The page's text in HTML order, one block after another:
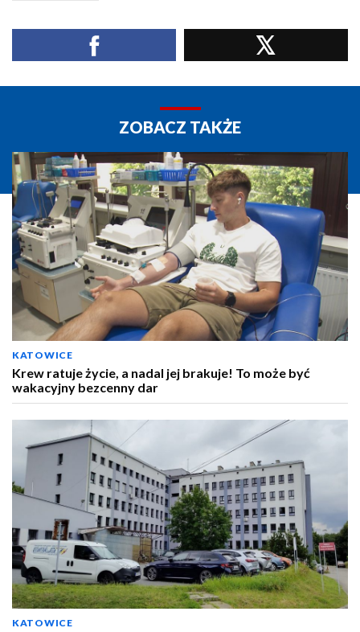
ZOBACZ TAKŻE
KATOWICE
Krew ratuje życie, a nadal jej brakuje! To może być
wakacyjny bezcenny dar
KATOWICE